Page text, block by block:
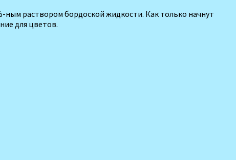
ным раствором бор­доской жидкости. Как только начнут
для цветов.